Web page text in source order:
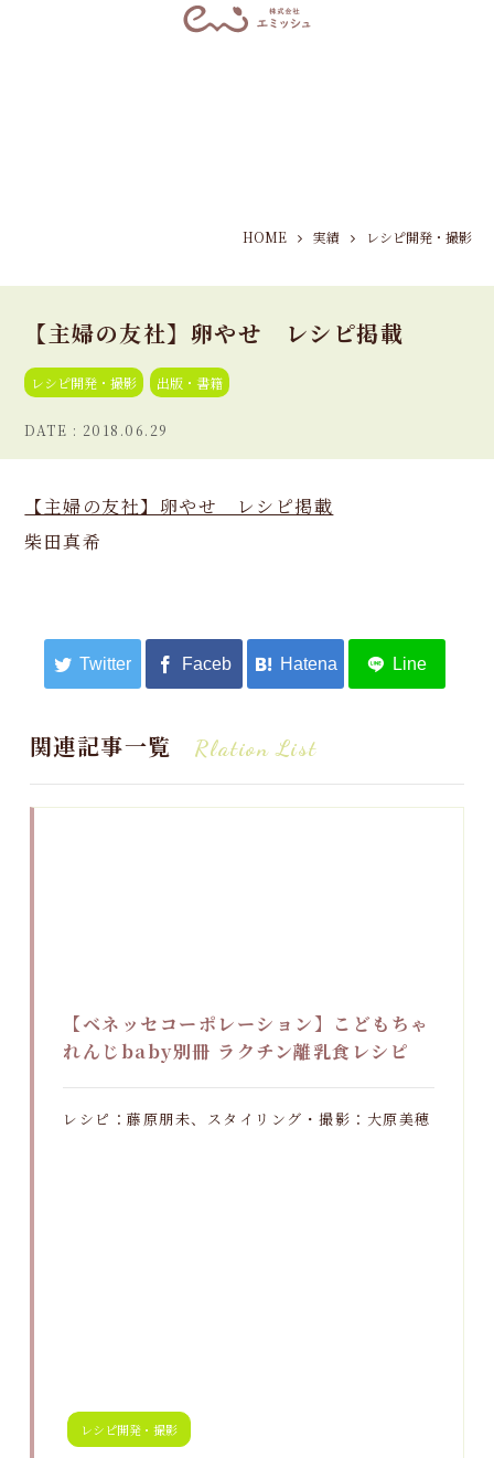
HOME 実績 レシピ開発・撮影
【主婦の友社】卵やせ レシピ掲載
レシピ開発・撮影 出版・書籍
2018.06.29
【主婦の友社】卵やせ レシピ掲載
柴田真希
関連記事一覧 Rlation List
【ベネッセコーポレーション】こどもちゃ
れんじbaby別冊 ラクチン離乳食レシピ
レシピ：藤原朋未、スタイリング・撮影：大原美穂
レシピ開発・撮影